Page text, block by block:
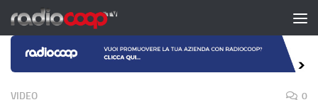
Salta al contenuto
VIDEO 0